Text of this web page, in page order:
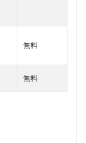
無料
無料